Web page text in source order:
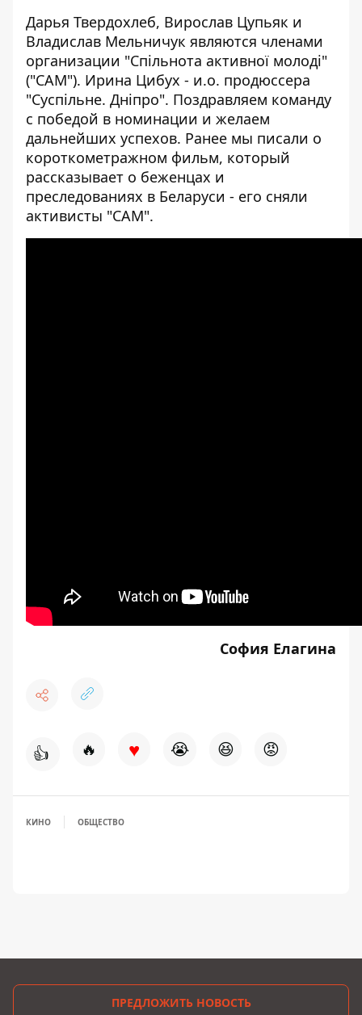
Дарья Твердохлеб, Вирослав Цупьяк и
Владислав Мельничук являются членами
организации "Спільнота активної молоді"
("САМ"). Ирина Цибух - и.о. продюссера
"Суспільне. Дніпро". Поздравляем команду
с победой в номинации и желаем
дальнейших успехов. Ранее мы писали о
короткометражном фильм, который
рассказывает о беженцах и
преследованиях в Беларуси - его сняли
активисты "САМ".
София Елагина
👍 🔥 ♥ 😭 😆 😡
КИНО ОБЩЕСТВО
ПРЕДЛОЖИТЬ НОВОСТЬ